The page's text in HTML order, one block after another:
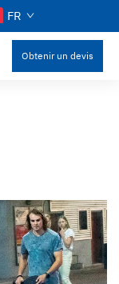
FR
Obtenir un devis